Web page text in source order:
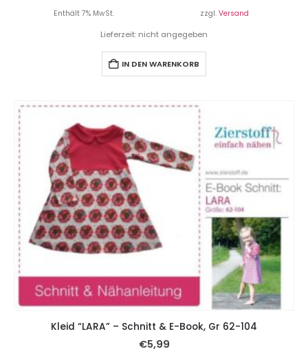
Enthält 7% MwSt. zzgl. Versand
Lieferzeit: nicht angegeben
IN DEN WARENKORB
Kleid “LARA” – Schnitt & E-Book, Gr 62-104
€5,99